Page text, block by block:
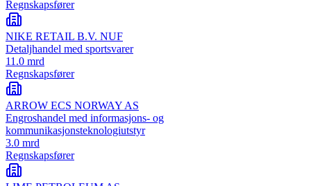
Regnskapsfører
NIKE RETAIL B.V. NUF
Detaljhandel med sportsvarer
11.0 mrd
Regnskapsfører
ARROW ECS NORWAY AS
Engroshandel med informasjons- og
kommunikasjonsteknologiutstyr
3.0 mrd
Regnskapsfører